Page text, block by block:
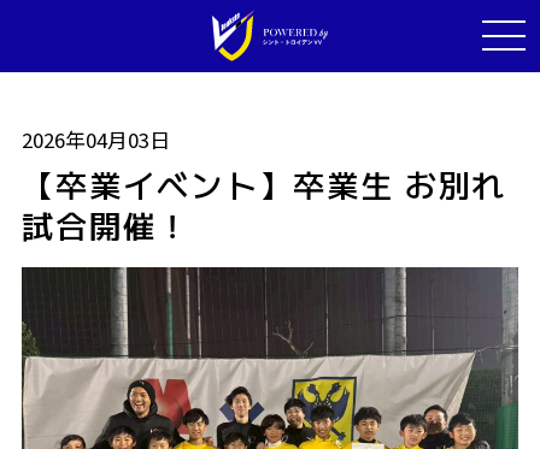
2026年04月03日
【卒業イベント】卒業生 お別れ
試合開催！